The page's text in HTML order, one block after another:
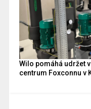
Wilo pomáhá udržet
centrum Foxconnu v